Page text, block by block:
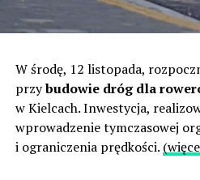
W środę, 12 listopada,
przybudowie dróg dla
w Kielcach. Inwestycja,
wprowadzenie tymczasowej
i ograniczenia prędkości.